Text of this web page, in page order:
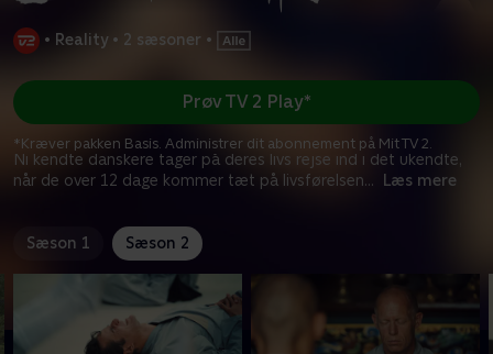
• Reality • 2 sæsoner •
Ni kendte danskere tager på deres livs rejse ind i det ukendte,
når de over 12 dage kommer tæt på livsførelsen... Læs mere
Prøv TV 2 Play*
*Kræver pakken Basis. Administrer dit abonnement på Mit TV 2.
Sæson 1 Sæson 2